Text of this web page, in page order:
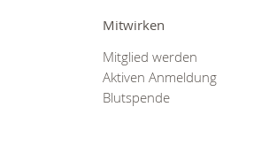
Mitwirken
Mitglied werden
Aktiven Anmeldung
Blutspende